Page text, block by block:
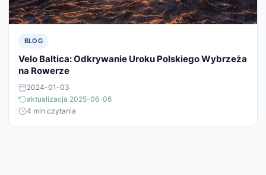
BLOG
Velo Baltica: Odkrywanie Uroku Polskiego Wybrzeża
na Rowerze
2024-01-03
aktualizacja 2025-06-06
4 min czytania